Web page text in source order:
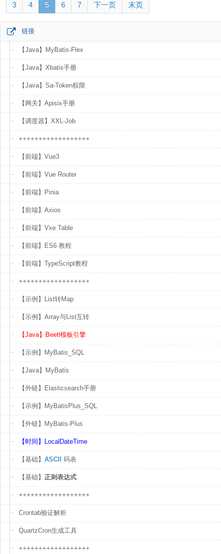
3 4 5 6 7 下一页 末页
链接
【Java】MyBatis-Flex
【Java】Xbatis手册
【Java】Sa-Token权限
【网关】Apisix手册
【调度器】XXL-Job
++++++++++++++++++
【前端】Vue3
【前端】Vue Router
【前端】Pinia
【前端】Axios
【前端】Vxe Table
【前端】ES6 教程
【前端】TypeScript教程
++++++++++++++++++
【示例】List转Map
【示例】Array与List互转
【Java】Beetl模板引擎
【示例】MyBatis_SQL
【Java】MyBatis
【外链】Elasticsearch手册
【示例】MyBatisPlus_SQL
【外链】MyBatis-Plus
【时间】LocalDateTime
【基础】 ASCII 码表
【基础】 正则表达式
++++++++++++++++++
Crontab验证解析
QuartzCron生成工具
++++++++++++++++++